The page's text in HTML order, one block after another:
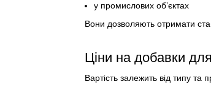
у промислових об’єктах
Вони дозволяють отримати
Ціни на добавки
Вартість залежить від типу та